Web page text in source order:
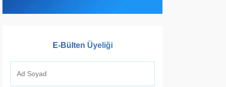
E-Bülten Üyeliği